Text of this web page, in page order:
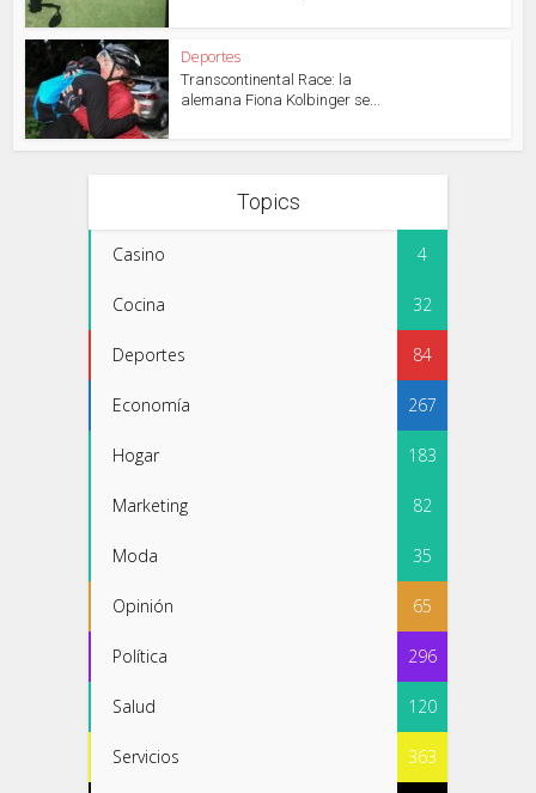
Deportes
Transcontinental Race: la
alemana Fiona Kolbinger se...
Topics
Casino 4
Cocina 32
Deportes 84
Economía 267
Hogar 183
Marketing 82
Moda 35
Opinión 65
Política 296
Salud 120
Servicios 363